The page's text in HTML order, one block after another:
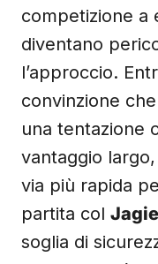
competizione a
diventano
l’approccio.
convinzione
una tentazione
vantaggio
via più rapida
partita col
soglia di